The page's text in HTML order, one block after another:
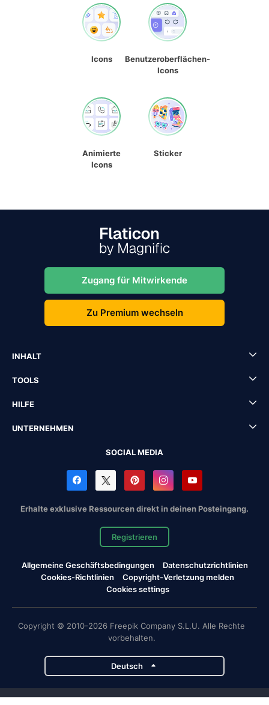
Icons
Benutzeroberflächen-
Icons
Animierte
Icons
Sticker
Zugang für Mitwirkende
Zu Premium wechseln
INHALT
TOOLS
HILFE
UNTERNEHMEN
SOCIAL MEDIA
Erhalte exklusive Ressourcen direkt in deinen Posteingang.
Registrieren
Allgemeine Geschäftsbedingungen
Datenschutzrichtlinien
Cookies-Richtlinien
Copyright-Verletzung melden
Cookies settings
Copyright © 2010-2026 Freepik Company S.L.U. Alle Rechte
vorbehalten.
Deutsch